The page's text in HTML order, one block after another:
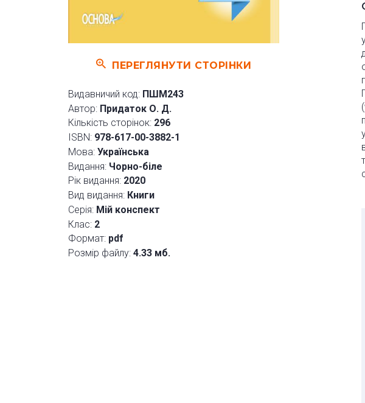
ПЕРЕГЛЯНУТИ СТОРІНКИ
Видавничий код: ПШМ243
Автор: Придаток О. Д.
Кількість сторінок: 296
ISBN: 978-617-00-3882-1
Мова: Українська
Видання: Чорно-біле
Рік видання: 2020
Вид видання: Книги
Серія: Мій конспект
Клас: 2
Формат: pdf
Розмір файлу: 4.33 мб.